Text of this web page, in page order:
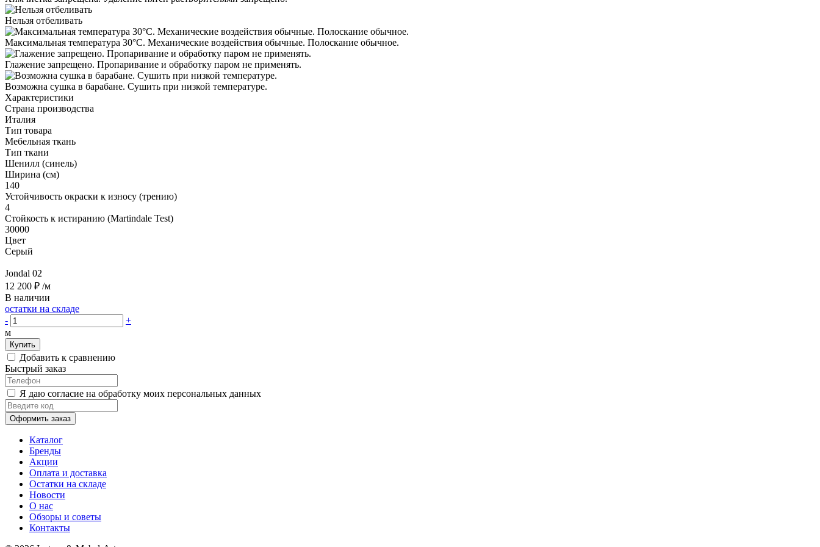
Нельзя отбеливать
Максимальная температура 30°С. Механические воздействия обычные. Полоскание обычное.
Глажение запрещено. Пропаривание и обработку паром не применять.
Возможна сушка в барабане. Сушить при низкой температуре.
Характеристики
Страна производства
Италия
Тип товара
Мебельная ткань
Тип ткани
Шенилл (синель)
Ширина (см)
140
Устойчивость окраски к износу (трению)
4
Стойкость к истиранию (Martindale Test)
30000
Цвет
Серый
Jondal 02
12 200 ₽ /м
В наличии
остатки на складе
-
+
м
Купить
Добавить к сравнению
Быстрый заказ
Я даю согласие на обработку моих персональных данных
Оформить заказ
Каталог
Бренды
Акции
Оплата и доставка
Остатки на складе
Новости
О нас
Обзоры и советы
Контакты